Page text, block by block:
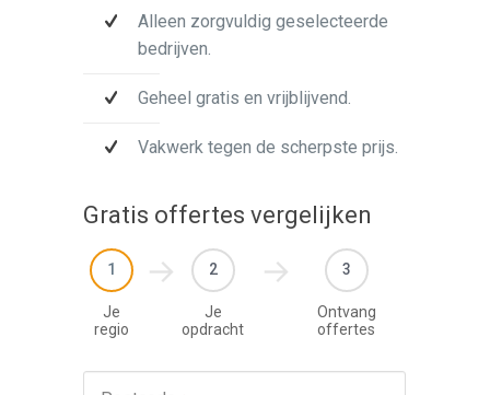
Alleen zorgvuldig geselecteerde
bedrijven.
Geheel gratis en vrijblijvend.
Vakwerk tegen de scherpste prijs.
Gratis offertes vergelijken
1
Je
regio
2
Je
opdracht
3
Ontvang
offertes